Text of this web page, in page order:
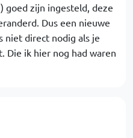
goed zijn ingesteld, deze
Dus een nieuwe
niet direct nodig als je
Die ik hier nog had waren